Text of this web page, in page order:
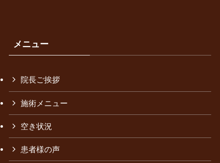
メニュー
院長ご挨拶
施術メニュー
空き状況
患者様の声